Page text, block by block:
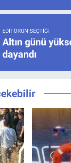
EDITÖRÜN SEÇTIĞI
Altın günü
dayandı